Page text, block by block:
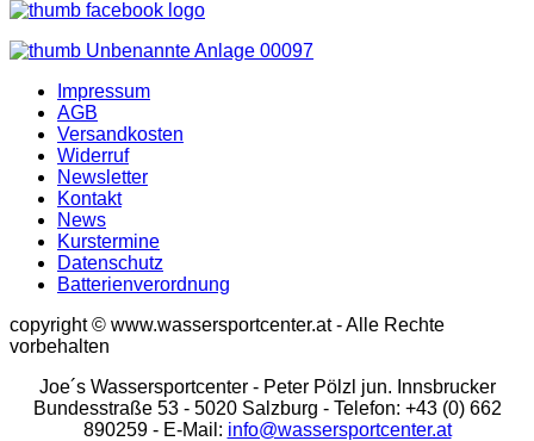
Impressum
AGB
Versandkosten
Widerruf
Newsletter
Kontakt
News
Kurstermine
Datenschutz
Batterienverordnung
copyright © www.wassersportcenter.at - Alle Rechte
vorbehalten
Joe´s Wassersportcenter - Peter Pölzl jun. Innsbrucker
Bundesstraße 53 - 5020 Salzburg - Telefon: +43 (0) 662
890259 - E-Mail: info@wassersportcenter.at